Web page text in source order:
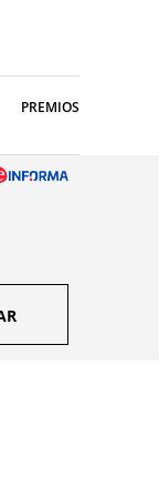
PREMIOS